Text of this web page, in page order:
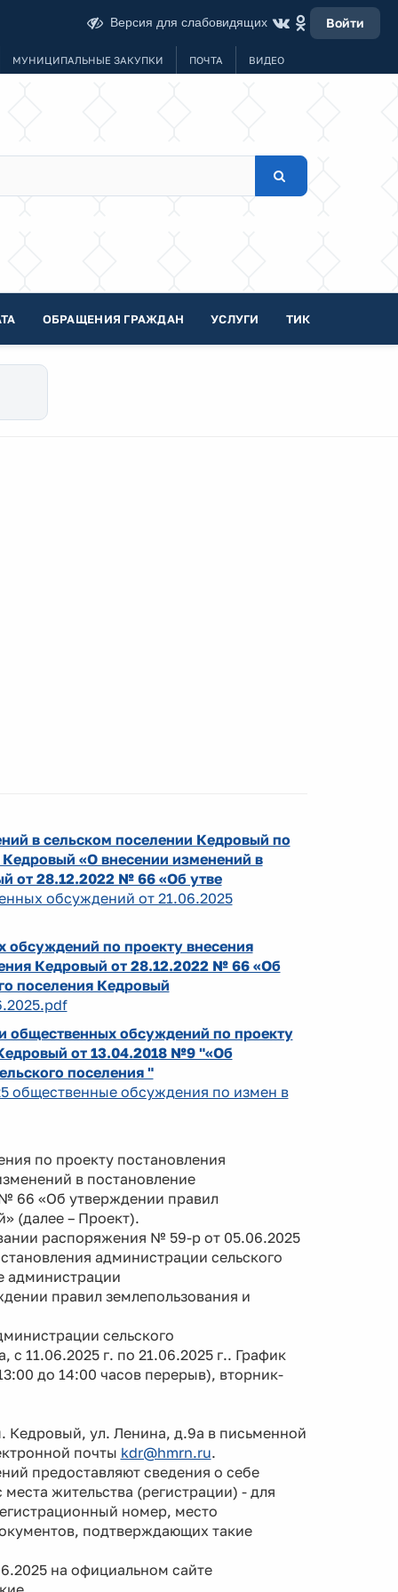
Версия для слабовидящих Войти
МУНИЦИПАЛЬНЫЕ ЗАКУПКИ ПОЧТА ВИДЕО
ОБРАЩЕНИЯ ГРАЖДАН УСЛУГИ ТИК
в сельском поселении Кедровый по
«О внесении изменений в
от 28.12.2022 № 66 «Об утве
обсуждений от 21.06.2025
обсуждений по проекту внесения
Кедровый от 28.12.2022 № 66 «Об
поселения Кедровый
обсуждений по проекту
от 13.04.2018 №9 "«Об
поселения "
обсуждения по измен в
по проекту постановления
в постановление
66 «Об утверждении правил
(далее – Проект).
распоряжения № 59-р от 05.06.2025
администрации сельского
администрации
правил землепользования и
сельского
11.06.2025 г. по 21.06.2025 г.. График
до 14:00 часов перерыв), вторник-
Кедровый, ул. Ленина, д.9а в письменной
почты kdr@hmrn.ru.
предоставляют сведения о себе
жительства (регистрации) - для
номер, место
подтверждающих такие
на официальном сайте